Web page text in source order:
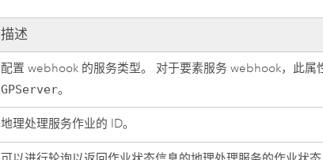
描述
配置 webhook 的服务类型。 对于要素服务 webhook，此属
GPServer。
地理处理服务作业的 ID。